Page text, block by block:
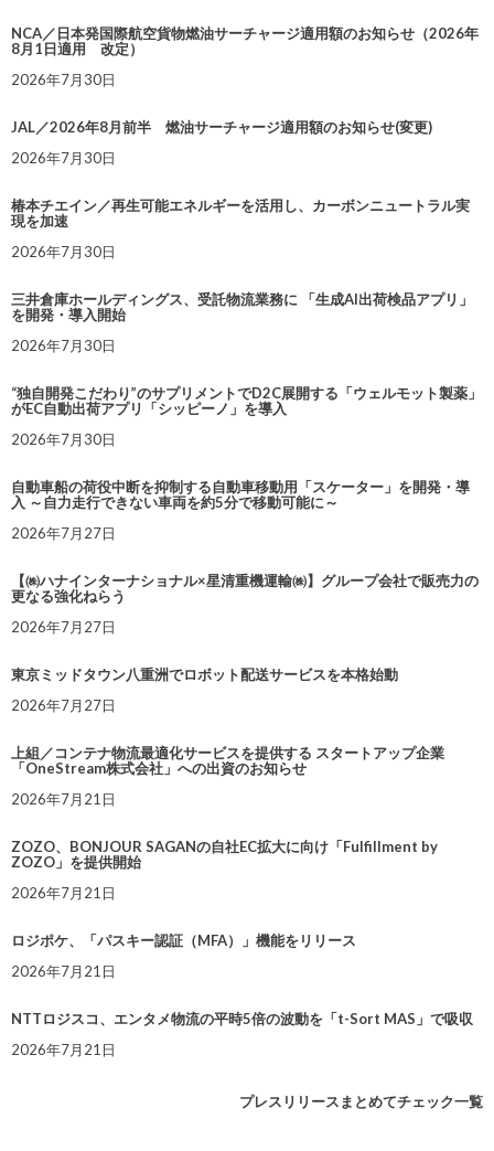
NCA／日本発国際航空貨物燃油サーチャージ適用額のお知らせ（2026年
8月1日適用 改定）
2026年7月30日
JAL／2026年8月前半 燃油サーチャージ適用額のお知らせ(変更)
2026年7月30日
椿本チエイン／再生可能エネルギーを活用し、カーボンニュートラル実
現を加速
2026年7月30日
三井倉庫ホールディングス、受託物流業務に 「生成AI出荷検品アプリ」
を開発・導入開始
2026年7月30日
“独自開発こだわり”のサプリメントでD2C展開する「ウェルモット製薬」
がEC自動出荷アプリ「シッピーノ」を導入
2026年7月30日
自動車船の荷役中断を抑制する自動車移動用「スケーター」を開発・導
入 ～自力走行できない車両を約5分で移動可能に～
2026年7月27日
【㈱ハナインターナショナル×星清重機運輸㈱】グループ会社で販売力の
更なる強化ねらう
2026年7月27日
東京ミッドタウン八重洲でロボット配送サービスを本格始動
2026年7月27日
上組／コンテナ物流最適化サービスを提供する スタートアップ企業
「OneStream株式会社」への出資のお知らせ
2026年7月21日
ZOZO、BONJOUR SAGANの自社EC拡大に向け「Fulfillment by
ZOZO」を提供開始
2026年7月21日
ロジポケ、「パスキー認証（MFA）」機能をリリース
2026年7月21日
NTTロジスコ、エンタメ物流の平時5倍の波動を「t-Sort MAS」で吸収
2026年7月21日
プレスリリースまとめてチェック一覧